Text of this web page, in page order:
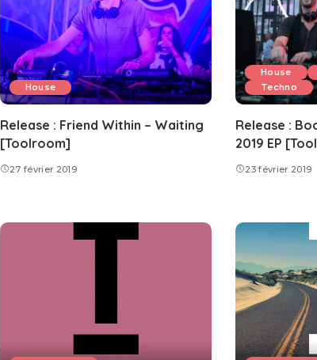
House
Release : Friend Within – Waiting
[Toolroom]
27 février 2019
House
Techno
Release :
2019 EP
23 février 2019